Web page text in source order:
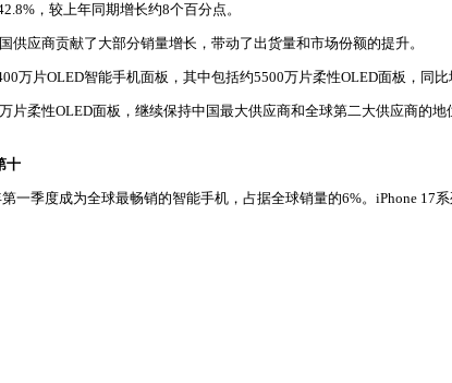
，较上年同期增长约8个百分点。
应商贡献了大部分销量增长，带动了出货量和市场份额的提升。
片OLED智能手机面板，其中包括约5500万片柔性OLED面板，同比
柔性OLED面板，继续保持中国最大供应商和全球第二大供应商的
十
一季度成为全球最畅销的智能手机，占据全球销量的6%。iPhone 17